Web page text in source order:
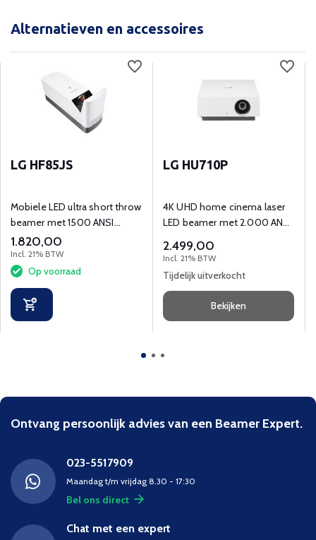
Alternatieven en accessoires
LG HF85JS
Mobiele LED ultra short throw
beamer met 1500 ANSI
lumens en Full HD
(1920x1080) resolutie.
1.820,00
Incl. 21% BTW
Op voorraad
LG HU710P
4K UHD home cinema laser
LED beamer met 2.000 ANSI
mogelijk.
2.499,00
Incl. 21% BTW
Tijdelijk uitverkocht
Bekijken
Ontvang persoonlijk advies van een Beamer Expert.
023-5517909
Maandag t/m vrijdag 8.30 - 17:30
Bel ons direct
Chat met een expert